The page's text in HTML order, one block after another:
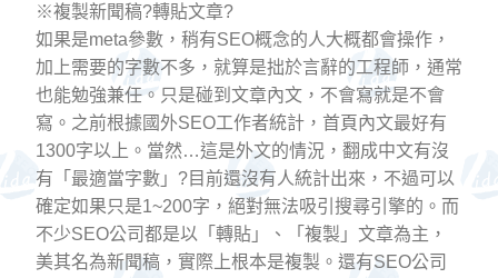
※複製新聞稿?轉貼文章?
如果是meta參數，稍有SEO概念的人大概都會操作，
加上需要的字數不多，就算是拙於言辭的工程師，通常
也能勉強兼任。只是碰到文章內文，不會寫就是不會
寫。之前根據國外SEO工作者統計，首頁內文最好有
1300字以上。當然…這是外文的情況，翻成中文有沒
有「最適當字數」?目前還沒有人統計出來，不過可以
確定如果只是1~200字，絕對無法吸引搜尋引擎的。而
不少SEO公司都是以「轉貼」、「複製」文章為主，
美其名為新聞稿，實際上根本是複製。還有SEO公司